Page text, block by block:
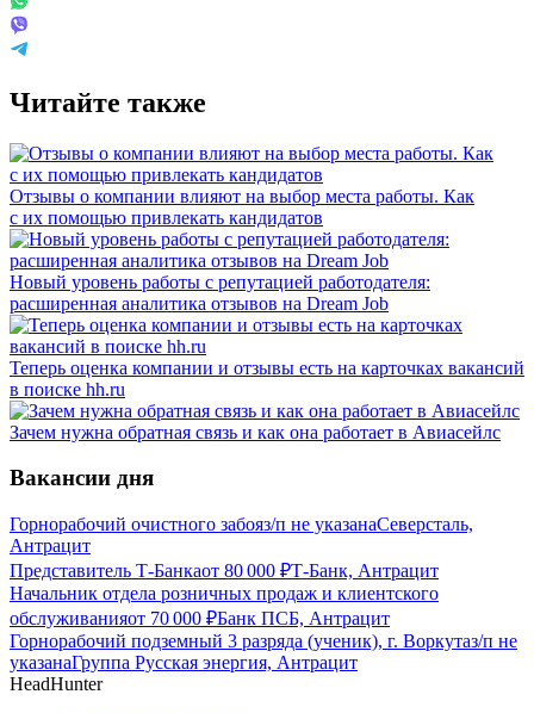
Читайте также
Отзывы о компании влияют на выбор места работы. Как
с их помощью привлекать кандидатов
Новый уровень работы с репутацией работодателя:
расширенная аналитика отзывов на Dream Job
Теперь оценка компании и отзывы есть на карточках вакансий
в поиске hh.ru
Зачем нужна обратная связь и как она работает в Авиасейлс
Вакансии дня
Горнорабочий очистного забояз/п не указанаСеверсталь,
Антрацит
Представитель Т-Банкаот 80 000 ₽Т-Банк, Антрацит
Начальник отдела розничных продаж и клиентского
обслуживанияот 70 000 ₽Банк ПСБ, Антрацит
Горнорабочий подземный 3 разряда (ученик), г. Воркутаз/п не
указанаГруппа Русская энергия, Антрацит
HeadHunter